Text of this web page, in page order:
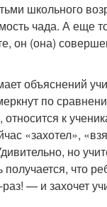
школьного
чада. А еще
он (она)
объяснений
по
к
«захотел»,
но
что
— и захочет